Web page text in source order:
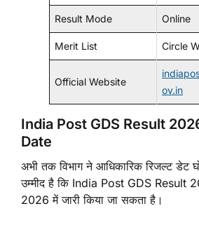
Result Mode Online
Merit List Circle
Official Website
ov.in
India Post GDS Result
Date
अभी तक विभाग ने आधिकारिक रिजल्ट डेट
उम्मीद है कि India Post GDS Result
2026 में जारी किया जा सकता है।